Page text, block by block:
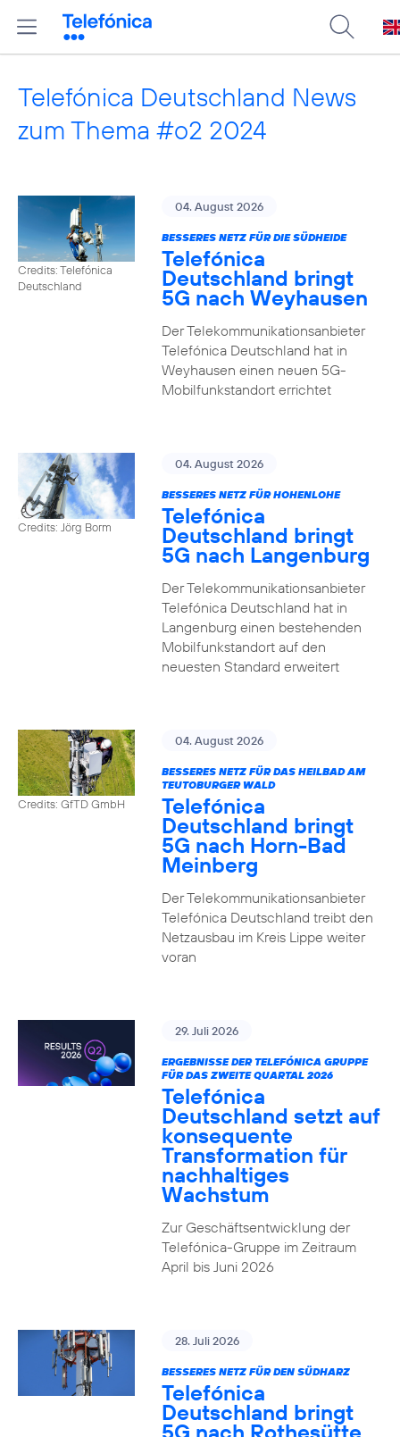
Telefónica Deutschland News
zum Thema #o2 2024
Credits: Telefónica
Deutschland
04. August 2026
BESSERES NETZ FÜR DIE SÜDHEIDE
Telefónica
Deutschland bringt
5G nach Weyhausen
Der Telekommunikationsanbieter
Telefónica Deutschland hat in
Weyhausen einen neuen 5G-
Mobilfunkstandort errichtet
Credits: Jörg Borm
04. August 2026
BESSERES NETZ FÜR HOHENLOHE
Telefónica
Deutschland bringt
5G nach Langenburg
Der Telekommunikationsanbieter
Telefónica Deutschland hat in
Langenburg einen bestehenden
Mobilfunkstandort auf den
neuesten Standard erweitert
Credits: GfTD GmbH
04. August 2026
BESSERES NETZ FÜR DAS HEILBAD AM
TEUTOBURGER WALD
Telefónica
Deutschland bringt
5G nach Horn-Bad
Meinberg
Der Telekommunikationsanbieter
Telefónica Deutschland treibt den
Netzausbau im Kreis Lippe weiter
voran
29. Juli 2026
ERGEBNISSE DER TELEFÓNICA GRUPPE
FÜR DAS ZWEITE QUARTAL 2026
Telefónica
Deutschland setzt auf
konsequente
Transformation für
nachhaltiges
Wachstum
Zur Geschäftsentwicklung der
Telefónica-Gruppe im Zeitraum
April bis Juni 2026
28. Juli 2026
BESSERES NETZ FÜR DEN SÜDHARZ
Telefónica
Deutschland bringt
5G nach Rothesütte